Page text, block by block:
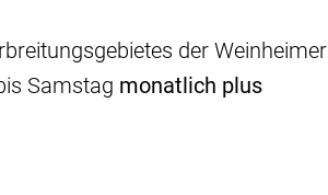
der Weinheimer
Samstag monatlich plus